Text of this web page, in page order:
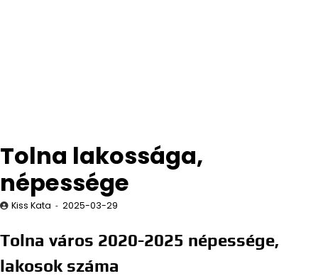
Tolna lakossága,
népessége
Kiss Kata 2025-03-29
Tolna város 2020-2025 népessége,
lakosok száma